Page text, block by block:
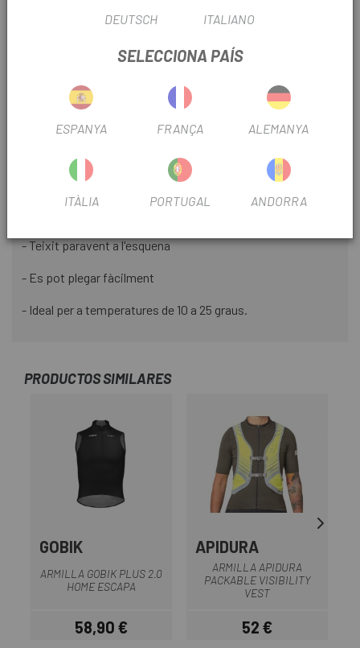
minimitzar el pes, és l'elecció ideal per a aquelles rutes on
aquesta armilla és la solució perfecta per mantenir-te
- Perfecte per a road o gravel
- Teixit paravent a l'esquena
- Es pot plegar fàcilment
- Ideal per a temperatures de 10 a 25 graus.
PRODUCTOS SIMILARES
GOBIK
ARMILLA GOBIK PLUS 2.0
HOME ESCAPA
Preu
58,90 €
APIDURA
ARMILLA APIDURA
PACKABLE VISIBILITY
VEST
Preu
52 €
DEUTSCH ITALIANO
SELECCIONA PAÍS
ESPANYA FRANÇA ALEMANYA
ITÀLIA PORTUGAL ANDORRA